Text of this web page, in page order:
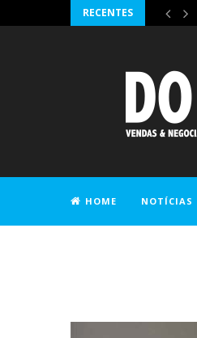
RECENTES
HOME NOTÍCIAS